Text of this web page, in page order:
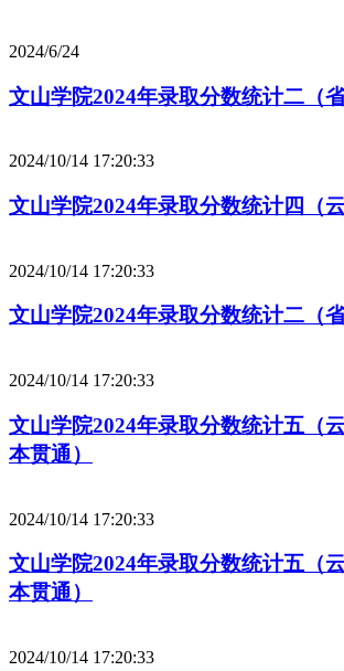
2024/6/24
文山学院2024年录取分数统计二（省
2024/10/14 17:20:33
文山学院2024年录取分数统计四（
2024/10/14 17:20:33
文山学院2024年录取分数统计二（省
2024/10/14 17:20:33
文山学院2024年录取分数统计五（
本贯通）
2024/10/14 17:20:33
文山学院2024年录取分数统计五（
本贯通）
2024/10/14 17:20:33